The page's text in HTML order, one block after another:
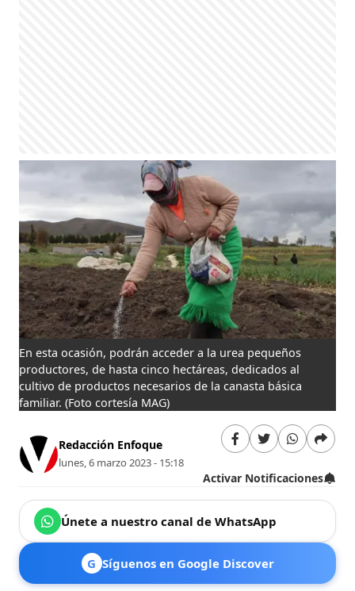
En esta ocasión, podrán acceder a la urea pequeños
productores, de hasta cinco hectáreas, dedicados al
cultivo de productos necesarios de la canasta básica
familiar. (Foto cortesía MAG)
Redacción Enfoque
lunes, 6 marzo 2023 - 15:18
Activar Notificaciones
Únete a nuestro canal de WhatsApp
G Síguenos en Google Discover